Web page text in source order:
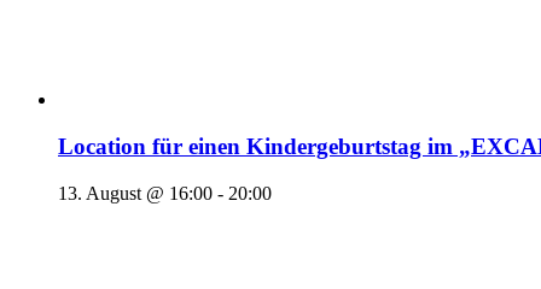
Location für einen Kindergeburtstag im
13. August @ 16:00 - 20:00